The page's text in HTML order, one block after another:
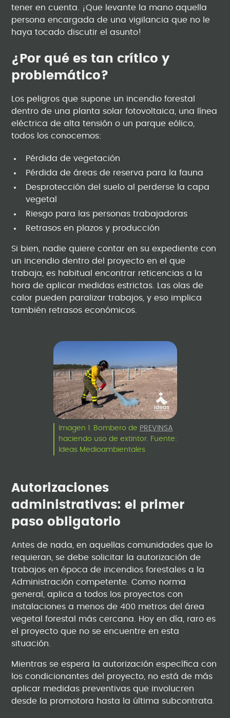
tener en cuenta. ¡Que levante la mano aquella
persona encargada de una vigilancia que no le
haya tocado discutir el asunto!
¿Por qué es tan crítico y
problemático?
Los peligros que supone un incendio forestal
dentro de una planta solar fotovoltaica, una línea
eléctrica de alta tensión o un parque eólico,
todos los conocemos:
Pérdida de vegetación
Pérdida de áreas de reserva para la fauna
Desprotección del suelo al perderse la capa
vegetal
Riesgo para las personas trabajadoras
Retrasos en plazos y producción
Si bien, nadie quiere contar en su expediente con
un incendio dentro del proyecto en el que
trabaja, es habitual encontrar reticencias a la
hora de aplicar medidas estrictas. Las olas de
calor pueden paralizar trabajos, y eso implica
también retrasos económicos.
Imagen 1. Bombero de PREVINSA
haciendo uso de extintor. Fuente:
Ideas Medioambientales
Autorizaciones
administrativas: el primer
paso obligatorio
Antes de nada, en aquellas comunidades que lo
requieran, se debe solicitar la autorización de
trabajos en época de incendios forestales a la
Administración competente. Como norma
general, aplica a todos los proyectos con
instalaciones a menos de 400 metros del área
vegetal forestal más cercana. Hoy en día, raro es
el proyecto que no se encuentre en esta
situación.
Mientras se espera la autorización específica con
los condicionantes del proyecto, no está de más
aplicar medidas preventivas que involucren
desde la promotora hasta la última subcontrata.